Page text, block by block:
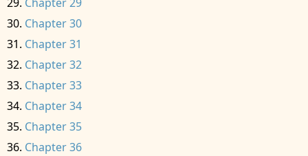
Chapter 30
Chapter 31
Chapter 32
Chapter 33
Chapter 34
Chapter 35
Chapter 36